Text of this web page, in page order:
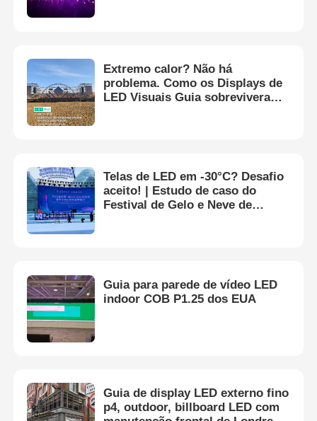
Extremo calor? Não há
problema. Como os Displays de
LED Visuais Guia sobreviveram
Telas de LED em -30°C? Desafio
aceito! | Estudo de caso do
Festival de Gelo e Neve de
Guia para parede de vídeo LED
indoor COB P1.25 dos EUA
Guia de display LED externo fino
p4, outdoor, billboard LED com